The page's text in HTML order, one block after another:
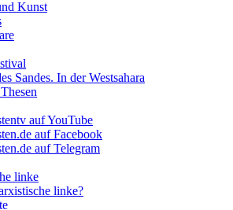
Kunst
Sandes. In der Westsahara
auf YouTube
auf Facebook
auf Telegram
linke
linke?